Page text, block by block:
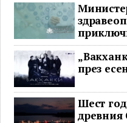
ключови
през
Шест
древния